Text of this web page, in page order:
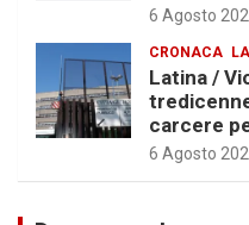
6 Agosto
CRONACA
Latina /
carcere
6 Agosto